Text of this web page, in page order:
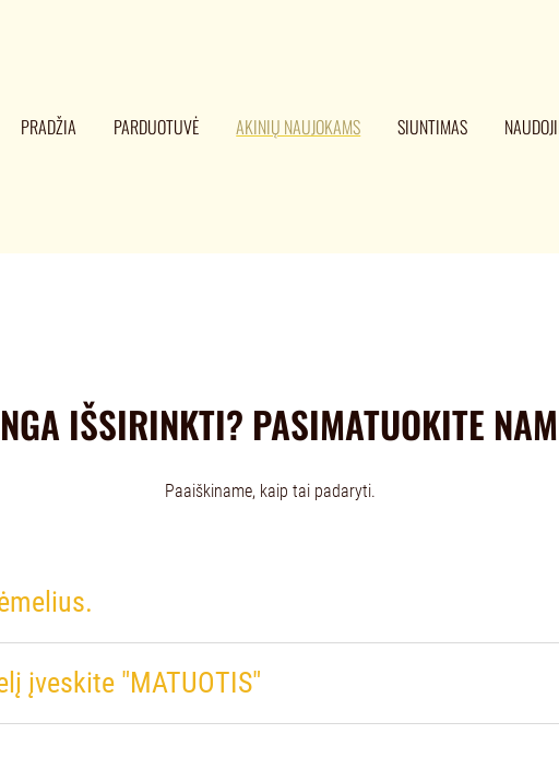
PRADŽIA PARDUOTUVĖ AKINIŲ NAUJOKAMS SIUNTIMAS
IŠSIRINKTI? PASIMATUOKITE
Paaiškiname, kaip tai padaryti.
įveskite "MATUOTIS"